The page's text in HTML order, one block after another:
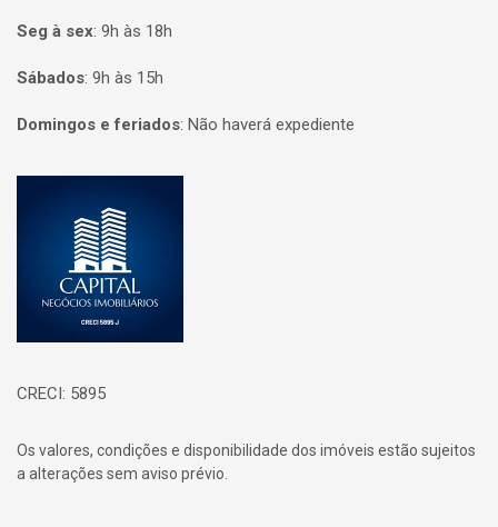
Seg à sex: 9h às 18h
Sábados: 9h às 15h
Domingos e feriados: Não haverá expediente
CRECI: 5895
Os valores, condições e disponibilidade dos imóveis estão sujeitos
a alterações sem aviso prévio.